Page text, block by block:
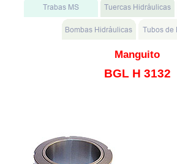
Manguito
BGL H 3132